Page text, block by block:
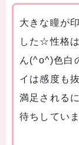
大きな瞳が
した☆性格
ん(^o^)色白
イは感度も
満足される
待ちしてい